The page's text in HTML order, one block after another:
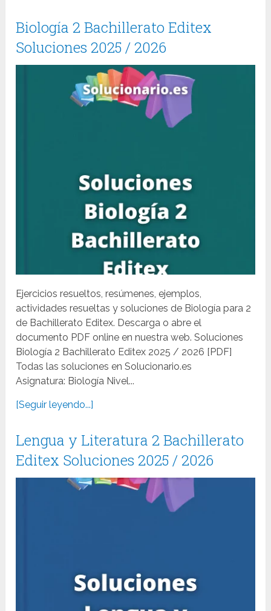
Biología 2 Bachillerato Editex
Soluciones 2025 / 2026
Ejercicios resueltos, resúmenes, ejemplos,
actividades resueltas y soluciones de Biología para 2
de Bachillerato Editex. Descarga o abre el
documento PDF online en nuestra web. Soluciones
Biología 2 Bachillerato Editex 2025 / 2026 [PDF]
Todas las soluciones en Solucionario.es
Asignatura: Biología Nivel...
[Seguir leyendo...]
Lengua y Literatura 2 Bachillerato
Editex Soluciones 2025 / 2026